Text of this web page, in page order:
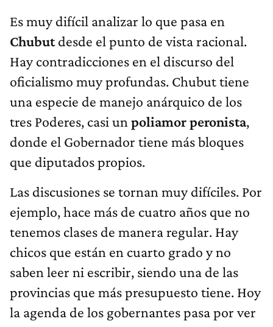
Es muy difícil analizar lo que pasa en
Chubutdesde el punto de vista racional.
Hay contradicciones en el discurso del
oficialismo muy profundas. Chubut tiene
una especie de manejo anárquico de los
tres Poderes, casi un poliamor peronista,
donde el Gobernador tiene más bloques
que diputados propios.
Las discusiones se tornan muy difíciles. Por
ejemplo, hace más de cuatro años que no
tenemos clases de manera regular. Hay
chicos que están en cuarto grado y no
saben leer ni escribir, siendo una de las
provincias que más presupuesto tiene. Hoy
la agenda de los gobernantes pasa por ver